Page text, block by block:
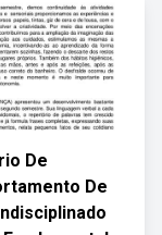
De
De